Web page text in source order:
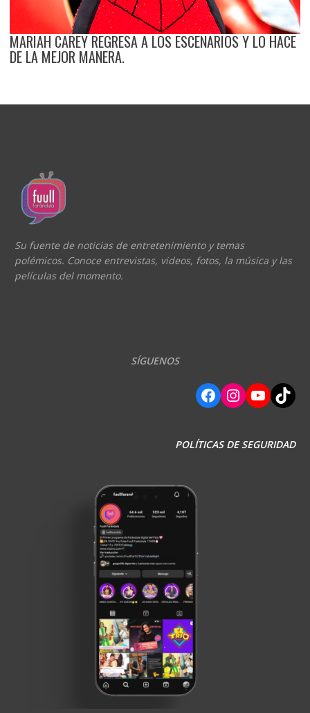
MARIAH CAREY REGRESA A LOS ESCENARIOS Y LO HACE
DE LA MEJOR MANERA.
Su fuente de noticias de entretenimiento y temas
polémicos. Conoce entrevistas, videos, fotos, la música y las
películas del momento.
SÍGUENOS
Facebook Instagram YouTube TikTok
POLÍTICAS DE SEGURIDAD